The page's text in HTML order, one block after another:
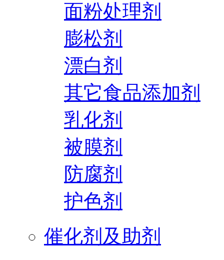
面粉处理剂
膨松剂
漂白剂
其它食品添加剂
乳化剂
被膜剂
防腐剂
护色剂
催化剂及助剂